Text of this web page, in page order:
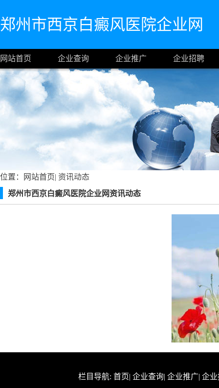
郑州市西京白癜风医院企业网
网站首页 企业查询 企业推广 企业招聘
位置： 网站首页| 资讯动态
郑州市西京白癜风医院企业网资讯动态
栏目导航: 首页| 企业查询| 企业推广| 企